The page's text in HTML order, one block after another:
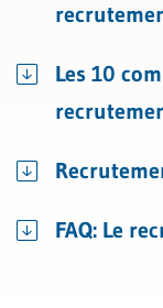
Les 10
FAQ: Le